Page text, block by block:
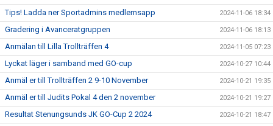
Tips! Ladda ner Sportadmins medlemsapp 2024-11-06 18:34
Gradering i Avanceratgruppen 2024-11-06 18:13
Anmälan till Lilla Trollträffen 4 2024-11-05 07:23
Lyckat läger i samband med GO-cup 2024-10-27 10:44
Anmäl er till Trollträffen 2 9-10 November 2024-10-21 19:35
Anmäl er till Judits Pokal 4 den 2 november 2024-10-21 19:27
Resultat Stenungsunds JK GO-Cup 2 2024 2024-10-21 18:47